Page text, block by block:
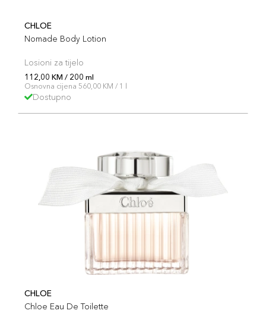
CHLOE
Nomade Body Lotion
Losioni za tijelo
112,00 KM / 200 ml
Osnovna cijena 560,00 KM / 1 l
Dostupno
CHLOE
Chloe Eau De Toilette